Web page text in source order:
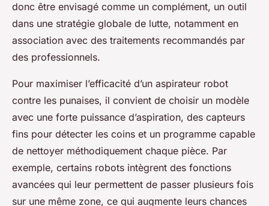
donc être envisagé comme un complément, un outil
dans une stratégie globale de lutte, notamment en
association avec des traitements recommandés par
des professionnels.
Pour maximiser l’efficacité d’un aspirateur robot
contre les punaises, il convient de choisir un modèle
avec une forte puissance d’aspiration, des capteurs
fins pour détecter les coins et un programme capable
de nettoyer méthodiquement chaque pièce. Par
exemple, certains robots intègrent des fonctions
avancées qui leur permettent de passer plusieurs fois
sur une même zone, ce qui augmente leurs chances